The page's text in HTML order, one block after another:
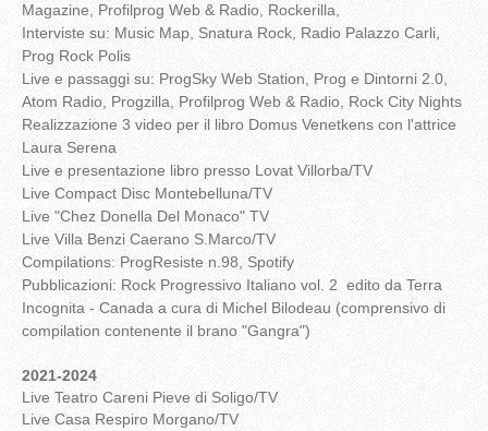
Magazine, Profilprog Web & Radio, Rockerilla,
Interviste su: Music Map, Snatura Rock, Radio Palazzo Carli,
Prog Rock Polis
Live e passaggi su: ProgSky Web Station, Prog e Dintorni 2.0,
Atom Radio, Progzilla, Profilprog Web & Radio, Rock City Nights
Realizzazione 3 video per il libro Domus Venetkens con l'attrice
Laura Serena
Live e presentazione libro presso Lovat Villorba/TV
Live Compact Disc Montebelluna/TV
Live "Chez Donella Del Monaco" TV
Live Villa Benzi Caerano S.Marco/TV
Compilations: ProgResiste n.98, Spotify
Pubblicazioni: Rock Progressivo Italiano vol. 2 edito da Terra
Incognita - Canada a cura di Michel Bilodeau (comprensivo di
compilation contenente il brano "Gangra")
2021-2024
Live Teatro Careni Pieve di Soligo/TV
Live Casa Respiro Morgano/TV